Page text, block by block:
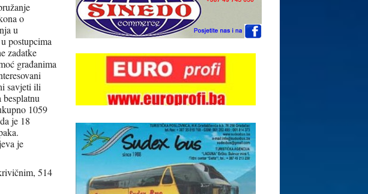
o
u
postupcima
zadatke
građanima
savjeti ili
1059
je 18
je
514